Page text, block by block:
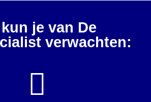
je van De
verwachten: